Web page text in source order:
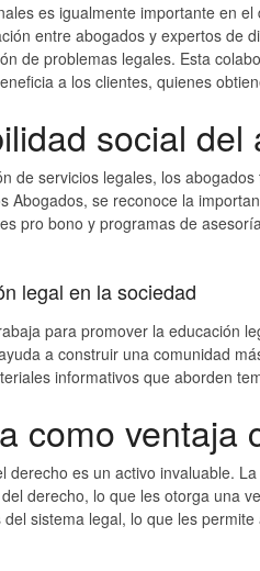
es igualmente importante en
entre abogados y expertos de
de problemas legales. Esta
a los clientes, quienes
social del
de servicios legales, los
Abogados, se reconoce la
pro bono y programas de
legal en la sociedad
para promover la educación
a construir una comunidad
informativos que aborden
como ventaja
derecho es un activo invaluable.
derecho, lo que les otorga una
sistema legal, lo que les